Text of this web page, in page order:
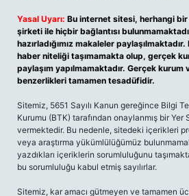
Yasal Uyarı: Bu internet sitesi, herhangi
şirketi ile hiçbir bağlantısı
hazırladığımız makaleler
haber niteliği taşımamakta olup, gerçek
paylaşım yapılmamaktadır. Gerçek kurum
benzerlikleri tamamen tesadüfidir.
Sitemiz, 5651 Sayılı Kanun gereğince Bilgi
Kurumu (BTK) tarafından onaylanmış bir Yer
vermektedir. Bu nedenle, sitedeki içerikleri
veya araştırma yükümlülüğümüz
yazdıkları içeriklerin sorumluluğunu
bu sorumluluğu kabul etmiş sayılırlar.
Sitemiz, kar amacı gütmeyen ve tamamen